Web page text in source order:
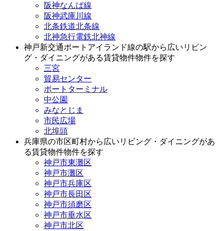
阪神なんば線
阪神武庫川線
北条鉄道北条線
北神急行電鉄北神線
神戸新交通ポートアイランド線の駅から広いリビン
グ・ダイニングがある賃貸物件物件を探す
三宮
貿易センター
ポートターミナル
中公園
みなとじま
市民広場
北埠頭
兵庫県の市区町村から広いリビング・ダイニングがあ
る賃貸物件物件を探す
神戸市東灘区
神戸市灘区
神戸市兵庫区
神戸市長田区
神戸市須磨区
神戸市垂水区
神戸市北区